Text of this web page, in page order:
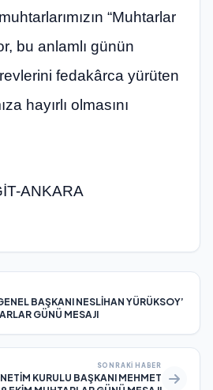
“Muhtarlar
bu anlamlı günün
fedakârca yürüten
hayırlı olmasını
ANKARA
BAŞKANI NESLİHAN YÜRÜKSOY’
GÜNÜ MESAJI
SONRAKI HABER
KURULU BAŞKANI MEHMET